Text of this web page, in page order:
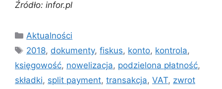
Źródło: infor.pl
Kategorie
Aktualności
Tagi
2018, dokumenty,fiskus, konto, kontrola,
księgowość, nowelizacja, podzielona płatność,
składki, split payment, transakcja, VAT, zwrot